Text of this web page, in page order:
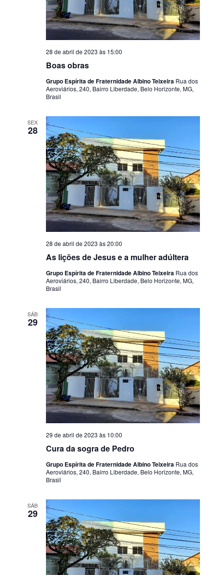
n
a
v
a
ã
d
e
v
i
s
u
a
s
d
n
t
o
s
s
ã
o
v
a
l
E
v
e
t
Boas obras
28 de abril de 2023 às 15:00
Grupo Espírita de Fraternidade Albino Teixeira Rua dos
Aeroviários, 240, Bairro Liberdade, Belo Horizonte, MG,
Brasil
SEX
28
As lições de Jesus e a mulher adúltera
28 de abril de 2023 às 20:00
Grupo Espírita de Fraternidade Albino Teixeira Rua dos
Aeroviários, 240, Bairro Liberdade, Belo Horizonte, MG,
Brasil
SÁB
29
Cura da sogra de Pedro
29 de abril de 2023 às 10:00
Grupo Espírita de Fraternidade Albino Teixeira Rua dos
Aeroviários, 240, Bairro Liberdade, Belo Horizonte, MG,
Brasil
SÁB
29